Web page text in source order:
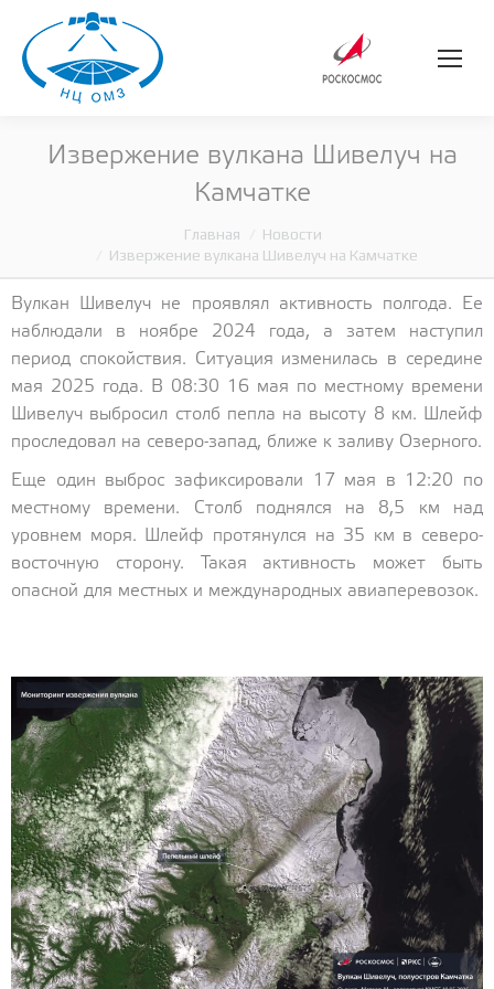
Извержение вулкана Шивелуч на
Камчатке
Главная
Новости
Извержение вулкана Шивелуч на Камчатке
Вулкан Шивелуч не проявлял активность полгода. Ее
наблюдали в ноябре 2024 года, а затем наступил
период спокойствия. Ситуация изменилась в середине
мая 2025 года. В 08:30 16 мая по местному времени
Шивелуч выбросил столб пепла на высоту 8 км. Шлейф
проследовал на северо-запад, ближе к заливу Озерного.
Еще один выброс зафиксировали 17 мая в 12:20 по
местному времени. Столб поднялся на 8,5 км над
уровнем моря. Шлейф протянулся на 35 км в северо-
восточную сторону. Такая активность может быть
опасной для местных и международных авиаперевозок.